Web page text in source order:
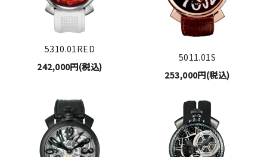
5310.01RED
242,000円(税込)
5011.01S
253,000円(税込)